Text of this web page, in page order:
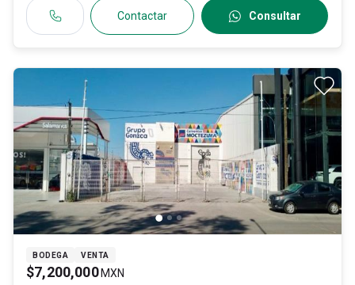
Contactar Consultar
BODEGA VENTA
$7,200,000 MXN